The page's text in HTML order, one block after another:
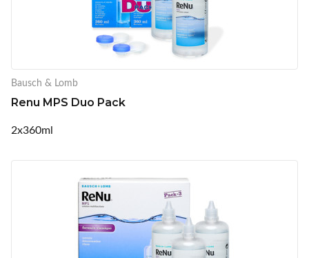
Bausch & Lomb
Renu MPS Duo Pack
2x360ml